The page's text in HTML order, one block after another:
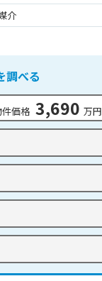
介
調べる
価格 3,690 万円